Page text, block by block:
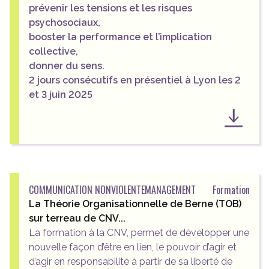
prévenir les tensions et les risques
psychosociaux,
booster la performance et l’implication
collective,
donner du sens.
2 jours consécutifs en présentiel à Lyon les 2
et 3 juin 2025
COMMUNICATION NONVIOLENTEMANAGEMENT Formation
La Théorie Organisationnelle de Berne (TOB)
sur terreau de CNV...
La formation à la CNV, permet de développer une
nouvelle façon d’être en lien, le pouvoir d’agir et
d’agir en responsabilité à partir de sa liberté de